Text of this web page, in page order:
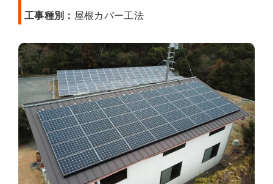
工事種別： 屋根カバー工法